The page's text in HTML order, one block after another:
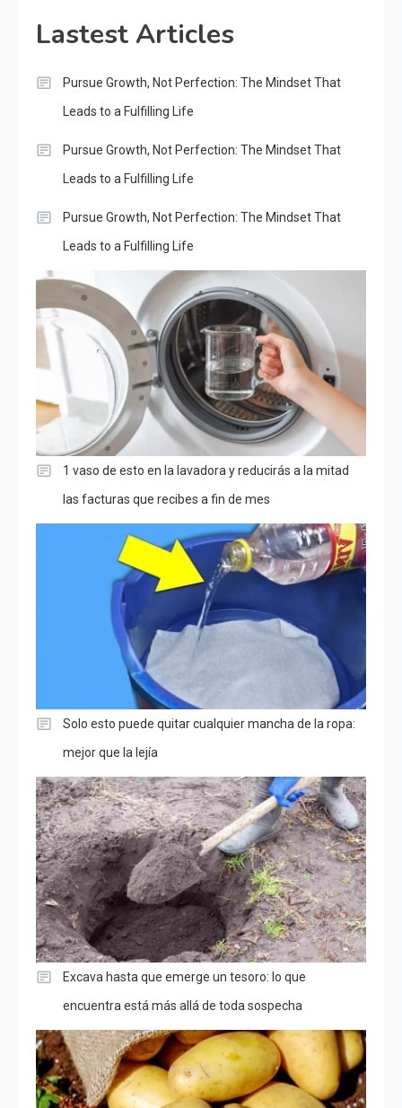
Lastest Articles
Pursue Growth, Not Perfection: The Mindset That
Leads to a Fulfilling Life
Pursue Growth, Not Perfection: The Mindset That
Leads to a Fulfilling Life
Pursue Growth, Not Perfection: The Mindset That
Leads to a Fulfilling Life
1 vaso de esto en la lavadora y reducirás a la mitad
las facturas que recibes a fin de mes
Solo esto puede quitar cualquier mancha de la ropa:
mejor que la lejía
Excava hasta que emerge un tesoro: lo que
encuentra está más allá de toda sospecha